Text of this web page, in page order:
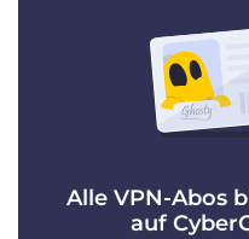
Alle VPN-Abos
auf